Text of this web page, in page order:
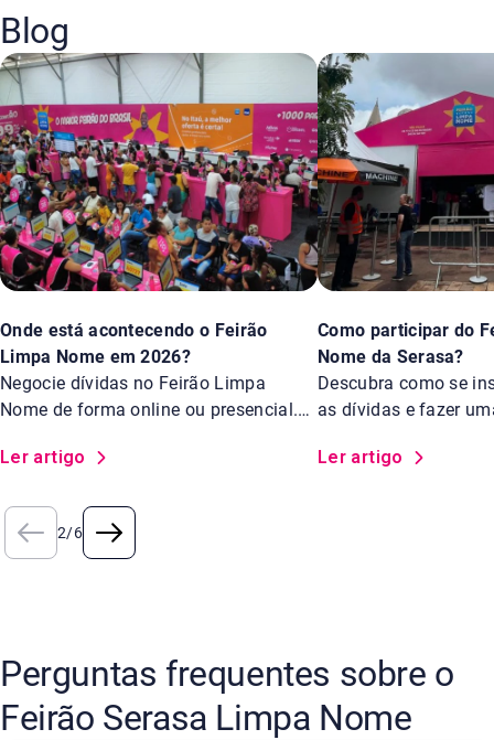
Blog
Onde está acontecendo o Feirão
Limpa Nome em 2026?
Negocie dívidas no Feirão Limpa
Nome de forma online ou presencial.
Ler artigo
Como participar do
Nome da Serasa?
Descubra como se
as dívidas e fazer
Ler artigo
2/6
Perguntas frequentes sobre o
Feirão Serasa Limpa Nome